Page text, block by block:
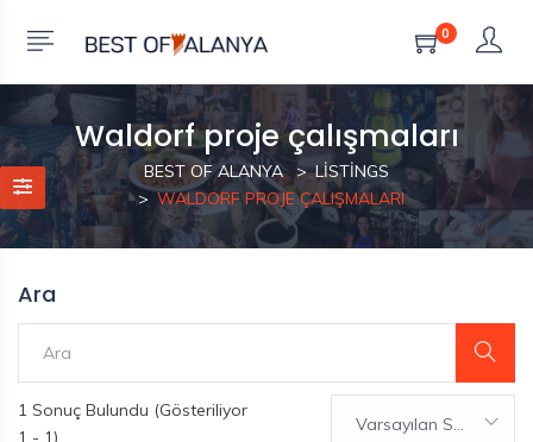
0
Waldorf proje çalışmaları
BEST OF ALANYA
LISTINGS
WALDORF PROJE ÇALIŞMALARI
Ara
1 Sonuç Bulundu (Gösteriliyor
1 - 1)
Varsayılan Sıralama